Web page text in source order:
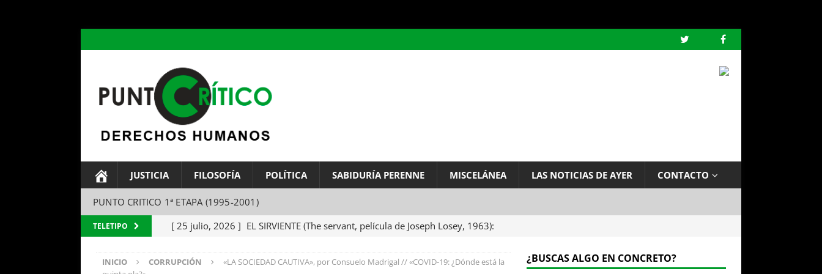
JUSTICIA FILOSOFÍA POLÍTICA SABIDURÍA PERENNE MISCELÁNEA LAS NOTICIAS DE AYER CONTACTO
PUNTO CRITICO 1ª ETAPA (1995-2001)
TELETIPO [ 25 julio, 2026 ] EL SIRVIENTE (The servant, película de Joseph Losey, 1963):
[ 24 julio, 2026 ] EL TEMA DEL INFINITO, por Baruch de Spinoza (Carta de
INICIO CORRUPCIÓN
«LA SOCIEDAD CAUTIVA», por Consuelo Madrigal // «COVID-19: ¿Dónde está la
¿BUSCAS ALGO EN CONCRETO?